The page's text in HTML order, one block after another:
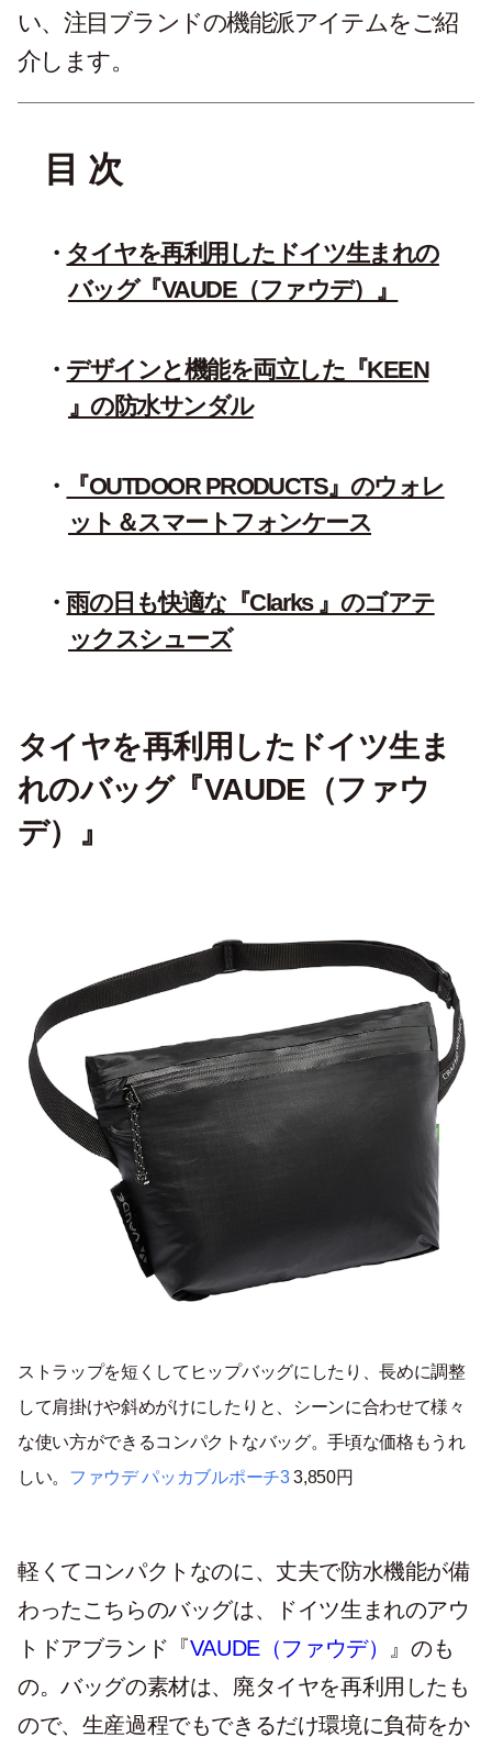
い、注目ブランドの機能派アイテムをご紹
介します。
目 次
タイヤを再利用したドイツ生まれの
バッグ『VAUDE（ファウデ）』
デザインと機能を両立した『KEEN
』の防水サンダル
『OUTDOOR PRODUCTS』のウォレ
ット＆スマートフォンケース
雨の日も快適な『Clarks 』のゴアテ
ックスシューズ
タイヤを再利用したドイツ生ま
れのバッグ『VAUDE（ファウ
デ）』
ストラップを短くしてヒップバッグにしたり、長めに調整
して肩掛けや斜めがけにしたりと、シーンに合わせて様々
な使い方ができるコンパクトなバッグ。手頃な価格もうれ
しい。 ファウデ パッカブルポーチ33,850円
軽くてコンパクトなのに、丈夫で防水機能が備
わったこちらのバッグは、ドイツ生まれのアウ
トドアブランド『VAUDE（ファウデ）
』のも
の。バッグの素材は、廃タイヤを再利用したも
ので、生産過程でもできるだけ環境に負荷をか